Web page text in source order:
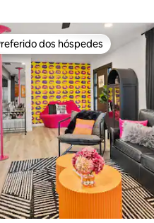
dos hóspedes
dos hóspedes